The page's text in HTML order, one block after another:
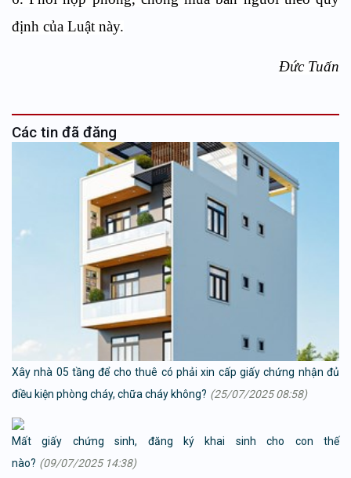
định của Luật này.
Đức Tuấn
Các tin đã đăng
Xây nhà 05 tầng để cho thuê có phải xin cấp giấy chứng nhận đủ
điều kiện phòng cháy, chữa cháy không? (25/07/2025 08:58)
Mất giấy chứng sinh, đăng ký khai sinh cho con thế
nào? (09/07/2025 14:38)